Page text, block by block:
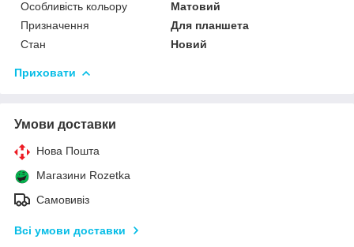
Особливість кольору
Матовий
Призначення
Для планшета
Стан
Новий
Приховати
Умови доставки
Нова Пошта
Магазини Rozetka
Самовивіз
Всі умови доставки